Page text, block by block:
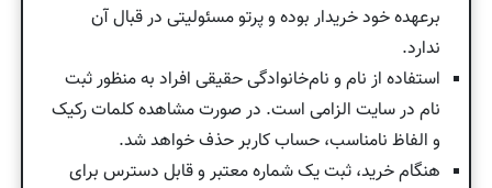
برعهده خود خریدار بوده و پرتو مسئولیتی در قبال آن
ندارد.
استفاده از نام و نام‌خانوادگی حقیقی افراد به منظور ثبت
نام در سایت الزامی است. در صورت مشاهده کلمات رکیک
و الفاظ نامناسب، حساب كاربر حذف خواهد شد.
هنگام خرید، ثبت یک شماره معتبر و قابل دسترس برای